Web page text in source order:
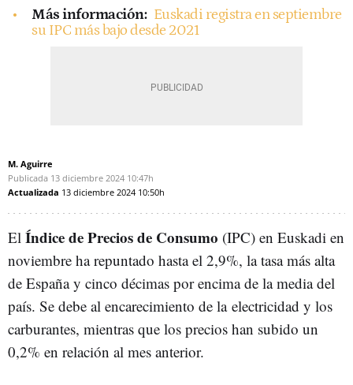
Más información: Euskadi registra en septiembre
su IPC más bajo desde 2021
M. Aguirre
Publicada 13 diciembre 2024 10:47h
Actualizada 13 diciembre 2024 10:50h
El Índice de Precios de Consumo (IPC) en Euskadi en
noviembre ha repuntado hasta el 2,9%, la tasa más alta
de España y cinco décimas por encima de la media del
país. Se debe al encarecimiento de la electricidad y los
carburantes, mientras que los precios han subido un
0,2% en relación al mes anterior.